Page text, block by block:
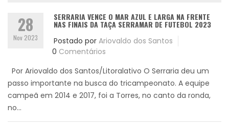
28
Nov 2023
SERRARIA VENCE O MAR AZUL E LARGA NA FRENTE
NAS FINAIS DA TAÇA SERRAMAR DE FUTEBOL 2023
Postado por Ariovaldo dos Santos
0 Comentários
Por Ariovaldo dos Santos/Litoralativo O Serraria deu um
passo importante na busca do tricampeonato. A equipe
campeã em 2014 e 2017, foi a Torres, no canto da ronda,
no...